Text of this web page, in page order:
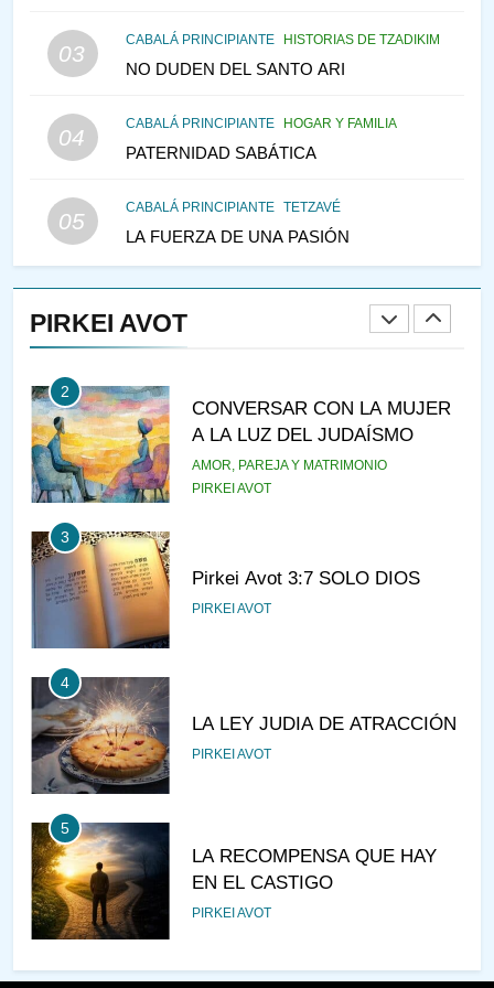
03
CABALÁ PRINCIPIANTE HISTORIAS DE TZADIKIM
NO DUDEN DEL SANTO ARI
04
CABALÁ PRINCIPIANTE HOGAR Y FAMILIA
PATERNIDAD SABÁTICA
05
CABALÁ PRINCIPIANTE TETZAVÉ
LA FUERZA DE UNA PASIÓN
PIRKEI AVOT
PENSAMIENTO JUDÍO PIRKEI AVOT
VEAMOS ¿POR QUÉ
IEHOSHÚA? Y LA QUEJA DE
1
RAZI ¿QUIÉN ES SABIO?
2
CONVERSAR CON LA MUJER
A LA LUZ DEL JUDAÍSMO
AMOR, PAREJA Y MATRIMONIO
PIRKEI AVOT
3
Pirkei Avot 3:7 SOLO DIOS
PIRKEI AVOT
4
LA LEY JUDIA DE ATRACCIÓN
PIRKEI AVOT
5
LA RECOMPENSA QUE HAY
EN EL CASTIGO
PIRKEI AVOT
6